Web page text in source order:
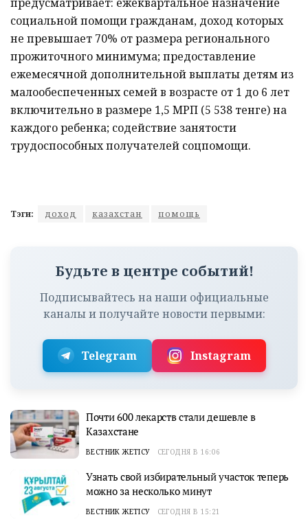
социальной помощи гражданам, доход которых
не превышает 70% от размера регионального
прожиточного минимума; предоставление
ежемесячной дополнительной выплаты детям из
малообеспеченных семей в возрасте от 1 до 6 лет
включительно в размере 1,5 МРП (5 538 тенге) на
каждого ребенка; содействие занятости
трудоспособных получателей соцпомощи.
Тэги: доход казахстан помощь
Будьте в центре событий!
Подписывайтесь на наши официальные
каналы и получайте новости первыми:
Telegram Instagram
Почти 600 лекарств стали дешевле в
Казахстане
ВЕСТНИК ЖЕТІСУ СЕГОДНЯ В 16:06
Узнать свой избирательный участок теперь
можно за несколько минут
ВЕСТНИК ЖЕТІСУ СЕГОДНЯ В 15:21